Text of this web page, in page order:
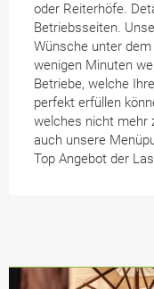
oder Reiterhöfe.
Betriebsseiten.
Wünsche unter
wenigen Minuten
Betriebe, welche
perfekt erfüllen
welches nicht mehr
auch unsere
Top Angebot der